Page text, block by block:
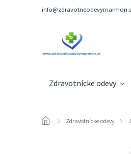
Zdravotnícke odevy
/ Zdravotnícke odevy /